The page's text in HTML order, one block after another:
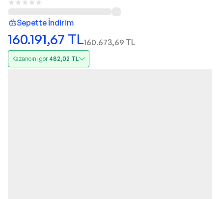
Sepette İndirim
160.191,67 TL160.673,69 TL
Kazancını gör 482,02 TL